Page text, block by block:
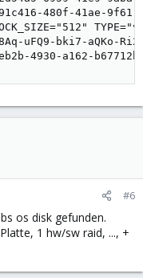
480f-41ae-9f61-
uFQ9-bki7-aQKo-
4930-a162-
#6
os disk gefunden.
1 hw/sw raid, ..., +